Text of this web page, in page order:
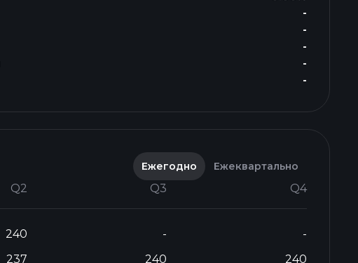
-
-
-
-
-
Ежегодно Ежеквартально
Q2 Q3 Q4
240 -
-
237 240
240